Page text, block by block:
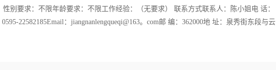
别要求：不限年龄要求：不限工作经验：（无要求） 联系方式联系人：陈小姐电 话：
22582185Email：jiangnanlengqueqi@163。com邮 编：362000地 址：泉秀街东段与云